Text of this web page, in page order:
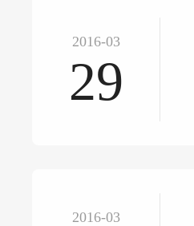
2016-03
29
2016-03